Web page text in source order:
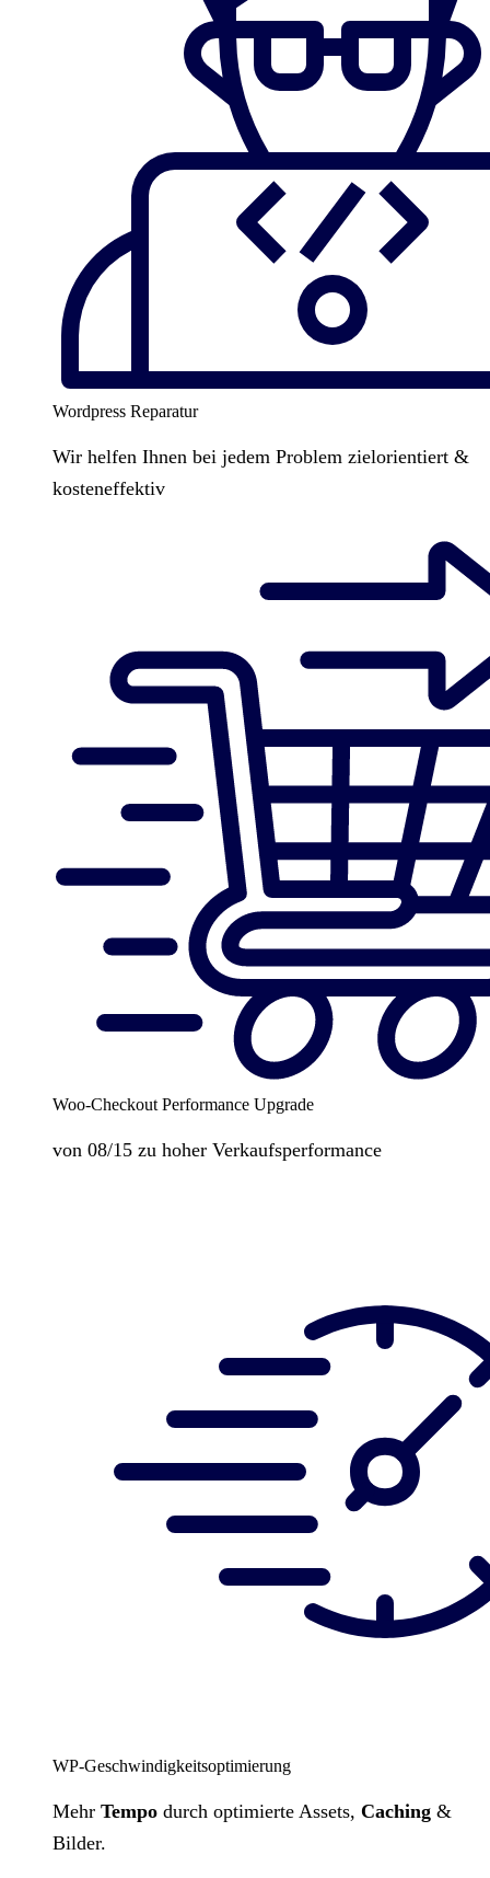
Wordpress Reparatur
Wir helfen Ihnen bei jedem Problem zielorientiert &
kosteneffektiv
Woo-Checkout Performance Upgrade
von 08/15 zu hoher Verkaufsperformance
WP-Geschwindigkeitsoptimierung
Mehr Tempo durch optimierte Assets, Caching &
Bilder.